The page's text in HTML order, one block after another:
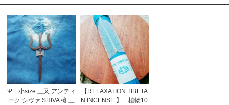
Ψ 小size 三又 アンティ
ーク シヴァ SHIVA 槍 三
【RELAXATION TIBETA
N INCENSE 】 植物10